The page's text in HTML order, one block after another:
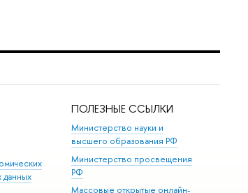
данных
ПОЛЕЗНЫЕ ССЫЛКИ
Министерство науки и
высшего образования РФ
Министерство просвещения
РФ
Массовые открытые онлайн-